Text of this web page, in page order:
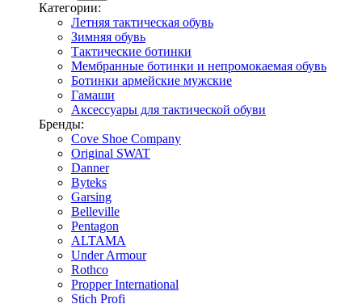
Категории:
Летняя тактическая обувь
Зимняя обувь
Тактические ботинки
Мембранные ботинки и непромокаемая обувь
Ботинки армейские мужские
Гамаши
Аксессуары для тактической обуви
Бренды:
Cove Shoe Company
Original SWAT
Danner
Byteks
Garsing
Belleville
Pentagon
ALTAMA
Under Armour
Rothco
Propper International
Stich Profi